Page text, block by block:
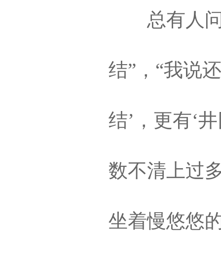
总有人问
结”，“我说
结’，更有‘
数不清上过
坐着慢悠悠